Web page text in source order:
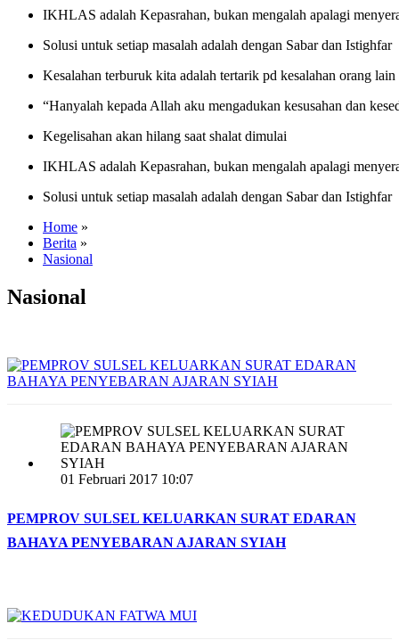
IKHLAS adalah Kepasrahan, bukan mengalah apalagi
Solusi untuk setiap masalah adalah dengan Sabar dan Istighfar
Kesalahan terburuk kita adalah tertarik pd kesalahan orang lain
“Hanyalah kepada Allah aku mengadukan kesusahan dan
Kegelisahan akan hilang saat shalat dimulai
IKHLAS adalah Kepasrahan, bukan mengalah apalagi
Solusi untuk setiap masalah adalah dengan Sabar dan Istighfar
Home »
Berita »
Nasional
Nasional
01 Februari 2017 10:07
PEMPROV SULSEL KELUARKAN SURAT EDARAN
BAHAYA PENYEBARAN AJARAN SYIAH